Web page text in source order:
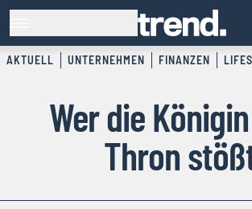
AKTUELL UNTERNEHMEN FINANZEN
Wer die
Thron